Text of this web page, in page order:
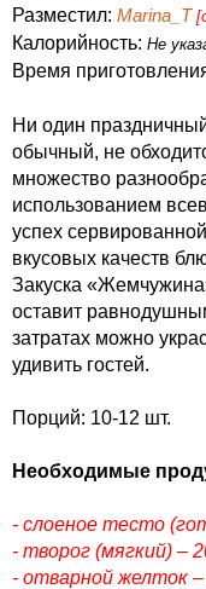
Разместил: Marina_T
Калорийность: Не
Время
Ни один
обычный, не
множество
использованием
успех
вкусовых качеств
Закуска
оставит
затратах можно
удивить гостей.
Порций: 10-12 шт.
Необходимые
- слоеное тесто
- творог (мягкий) –
- отварной желток